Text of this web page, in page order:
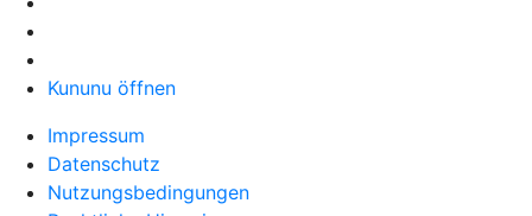
Kununu öffnen
Impressum
Datenschutz
Nutzungsbedingungen